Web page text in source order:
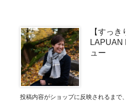
【すっ
LAPUAN
ュー
投稿内容がショップに反映されるまで